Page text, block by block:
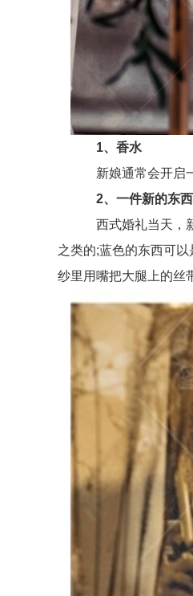
1、香水
新娘通常会开启一
2、一件新的东西
西式婚礼当天，新
之类的;蓝色的东西可
纱里用嘴把大腿上的丝